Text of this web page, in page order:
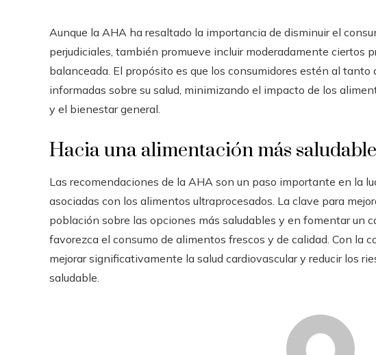
Aunque la AHA ha resaltado la importancia de disminuir el
perjudiciales, también promueve incluir moderadamente ciertos
balanceada. El propósito es que los consumidores estén al
informadas sobre su salud, minimizando el impacto de los
y el bienestar general.
Hacia una alimentación más saludable
Las recomendaciones de la AHA son un paso importante en la
asociadas con los alimentos ultraprocesados. La clave para
población sobre las opciones más saludables y en fomentar un
favorezca el consumo de alimentos frescos y de calidad. Con la
mejorar significativamente la salud cardiovascular y reducir los
saludable.